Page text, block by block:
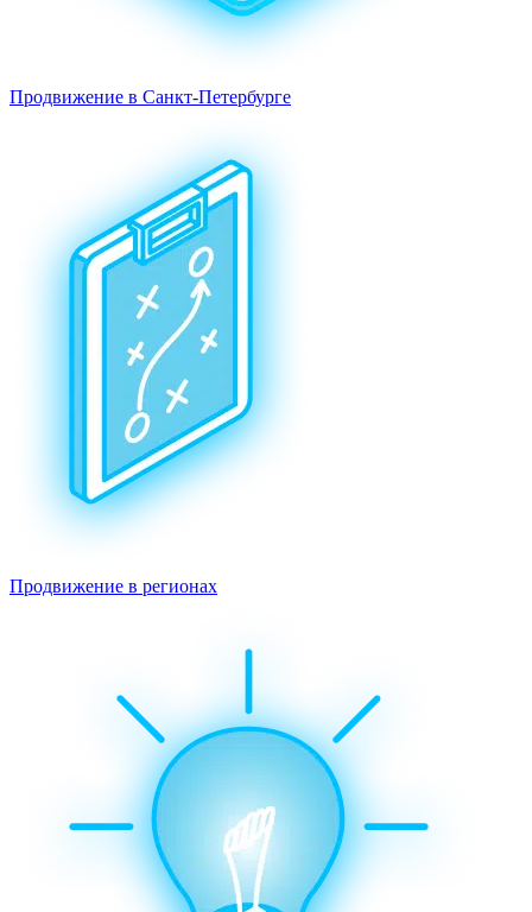
Продвижение в Санкт-Петербурге
Продвижение в регионах